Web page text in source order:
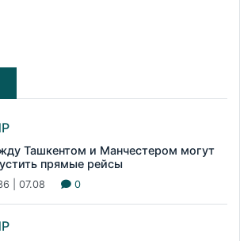
Ташкентом и Манчестером могут
прямые рейсы
| 07.08 0